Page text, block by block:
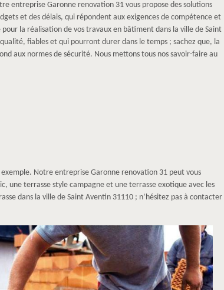
entreprise Garonne renovation 31 vous propose des solutions
et des délais, qui répondent aux exigences de compétence et
la réalisation de vos travaux en bâtiment dans la ville de Saint
fiables et qui pourront durer dans le temps ; sachez que, la
aux normes de sécurité. Nous mettons tous nos savoir-faire au
Notre entreprise Garonne renovation 31 peut vous
une terrasse style campagne et une terrasse exotique avec les
dans la ville de Saint Aventin 31110 ; n’hésitez pas à contacter